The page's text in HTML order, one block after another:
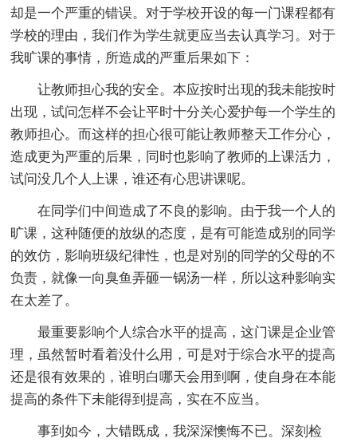
却是一个严重的错误。对于学校开设的每一门课程都有
学校的理由，我们作为学生就更应当去认真学习。对于
我旷课的事情，所造成的严重后果如下：
让教师担心我的安全。本应按时出现的我未能按时
出现，试问怎样不会让平时十分关心爱护每一个学生的
教师担心。而这样的担心很可能让教师整天工作分心，
造成更为严重的后果，同时也影响了教师的上课活力，
试问没几个人上课，谁还有心思讲课呢。
在同学们中间造成了不良的影响。由于我一个人的
旷课，这种随便的放纵的态度，是有可能造成别的同学
的效仿，影响班级纪律性，也是对别的同学的父母的不
负责，就像一向臭鱼弄砸一锅汤一样，所以这种影响实
在太差了。
最重要影响个人综合水平的提高，这门课是企业管
理，虽然暂时看着没什么用，可是对于综合水平的提高
还是很有效果的，谁明白哪天会用到啊，使自身在本能
提高的条件下未能得到提高，实在不应当。
事到如今，大错既成，我深深懊悔不已。深刻检